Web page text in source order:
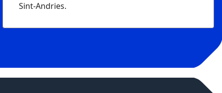
Sint-Andries.